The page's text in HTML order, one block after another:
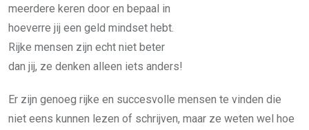
meerdere keren door en bepaal in
hoeverre jij een geld mindset hebt.
Rijke mensen zijn echt niet beter
dan jij, ze denken alleen iets anders!
Er zijn genoeg rijke en succesvolle mensen te vinden die
niet eens kunnen lezen of schrijven, maar ze weten wel hoe